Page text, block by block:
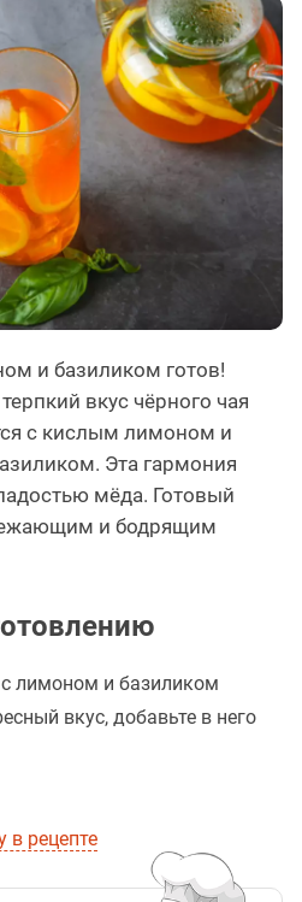
и базиликом готов!
вкус чёрного чая
с кислым лимоном и
Эта гармония
мёда. Готовый
и бодрящим
лимоном и базиликом
вкус, добавьте в него
в рецепте